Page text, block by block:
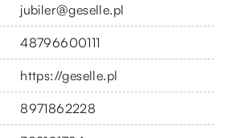
jubiler@geselle.pl
48796600111
https://geselle.pl
8971862228